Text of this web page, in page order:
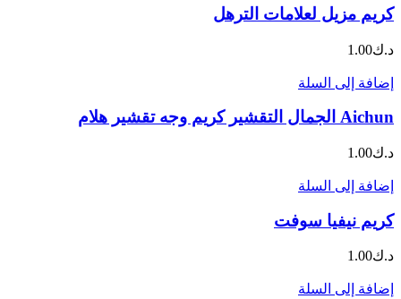
كريم مزيل لعلامات الترهل
د.ك1.00
إضافة إلى السلة
Aichun الجمال التقشير كريم وجه تقشير هلام
د.ك1.00
إضافة إلى السلة
كريم نيفيا سوفت
د.ك1.00
إضافة إلى السلة